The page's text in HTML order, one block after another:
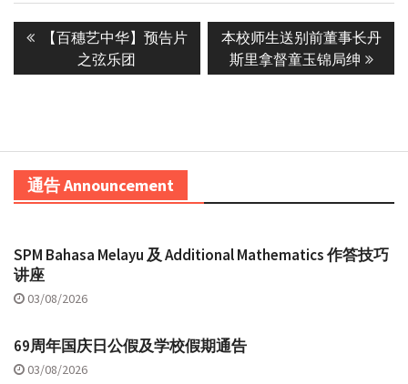
navigation
Previous
【百穗艺中华】预告片
之弦乐团
Next
post:
本校师生送别前董事长丹
斯里拿督童玉锦局绅
通告 Announcement
SPM Bahasa Melayu 及 Additional Mathematics 作答技巧
讲座
03/08/2026
69周年国庆日公假及学校假期通告
03/08/2026